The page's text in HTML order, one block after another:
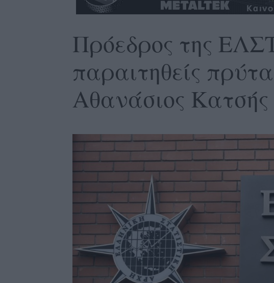
Πρόεδρος της
παραιτηθείς
Αθανάσιος Κατσής